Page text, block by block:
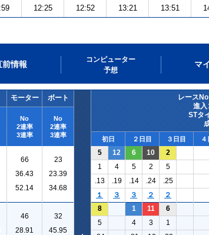
12:25 12:52 13:21 13:51
前情報
コンピューター
予想
マ
モーター ボート
レース
進入
STタ
No
2連率
3連率
No
2連率
3連率
初日 ２日目 ３日目 ４
66
36.43
52.14
23
23.39
34.68
5 12 6 10 2
1 4 5 2
5
.13
.19 .14 .24
.25
１
３ ３ ２ ２
46
28.91
32
45.95
8 1 11 6
5 4 3
1